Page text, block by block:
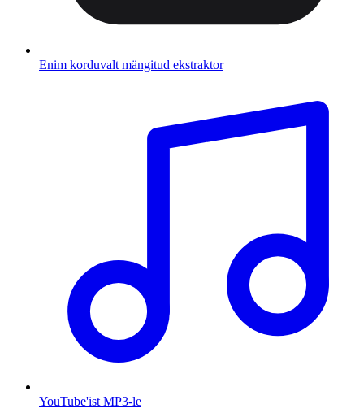
Enim korduvalt mängitud ekstraktor
YouTube'ist MP3-le